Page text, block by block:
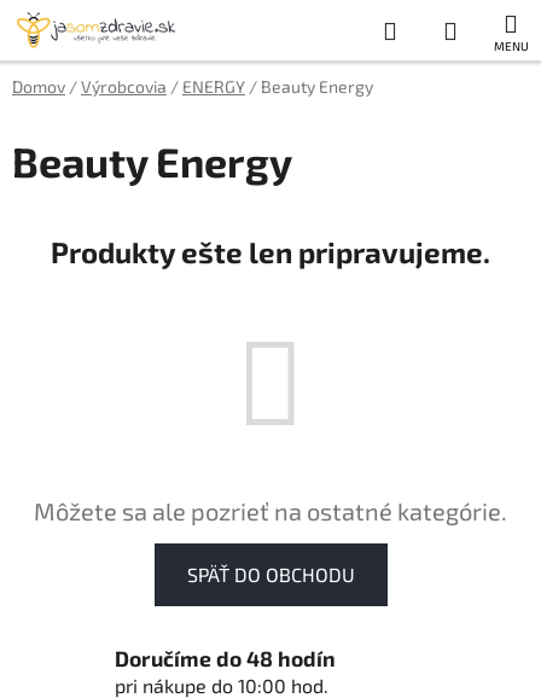
Prejsť
obsah
Hľadať
KOŠÍK
Domov /Výrobcovia / ENERGY / Beauty Energy
Beauty Energy
Produkty ešte len pripravujeme.
Môžete sa ale pozrieť na ostatné kategórie.
SPÄŤ DO OBCHODU
Doručíme do 48 hodín
pri nákupe do 10:00 hod.